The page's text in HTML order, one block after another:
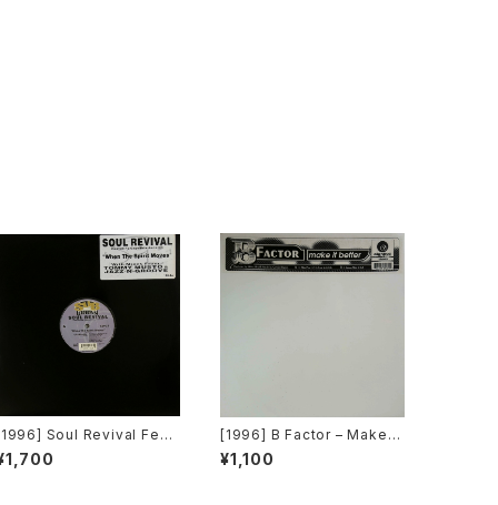
Soul Revival Feat
Capathia Jenkins –
The Spirit Moves
[1996] B Factor – Make It
Better [Eightball Record
s]
¥1,100